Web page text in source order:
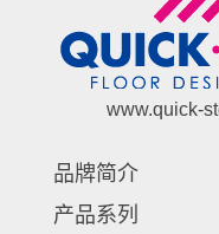
www.quick-
品牌简介
产品系列